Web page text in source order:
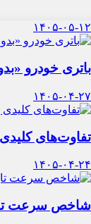
۱۴۰۵-۰۵-۱۲
باتری خودرو
۱۴۰۵-۰۴-۲۷
تفاوت‌های
۱۴۰۵-۰۴-۲۴
شاخص سرعت